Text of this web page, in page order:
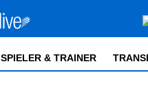
SPIELER & TRAINER